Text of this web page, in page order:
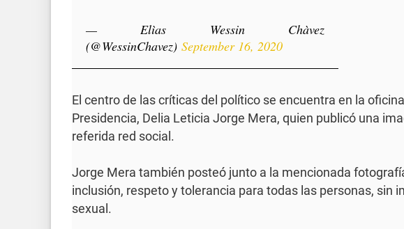
— Elìas Wessin Chàvez
(@WessinChavez) September 16, 2020
El centro de las críticas del político se encuentra en la
Presidencia, Delia Leticia Jorge Mera, quien publicó una
referida red social.
Jorge Mera también posteó junto a la mencionada
inclusión, respeto y tolerancia para todas las personas, sin
sexual.